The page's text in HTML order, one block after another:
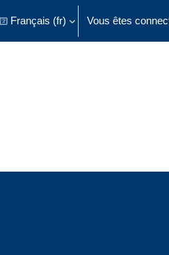
la saisie de recherche
Français ‎(fr)‎ Vous êtes